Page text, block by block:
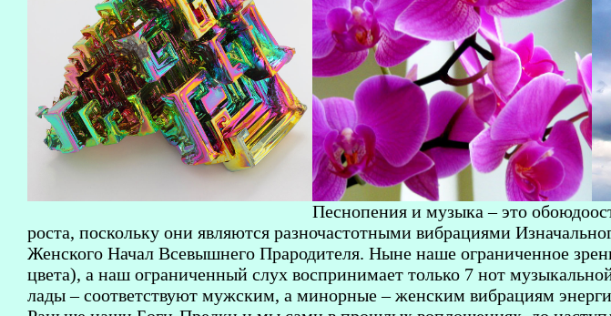
Песнопения и музыка – это
роста, поскольку они являются разночастотными вибрациями
Женского Начал Всевышнего Прародителя. Ныне наше ограниченное
цвета), а наш ограниченный слух воспринимает только 7 нот
лады – соответствуют мужским, а минорные – женским вибрациям